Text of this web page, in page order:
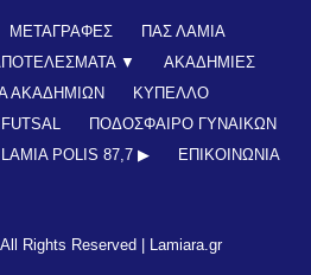
ΜΕΤΑΓΡΑΦΕΣ
ΠΑΣ ΛΑΜΙΑ
▼
ΑΚΑΔΗΜΙΕΣ
ΑΚΑΔΗΜΙΩΝ
ΚΥΠΕΛΛΟ
FUTSAL
ΠΟΔΟΣΦΑΙΡΟ ΓΥΝΑΙΚΩΝ
LAMIA POLIS 87,7 ▶︎ ΕΠΙΚΟΙΝΩΝΊΑ
Rights Reserved | Lamiara.gr